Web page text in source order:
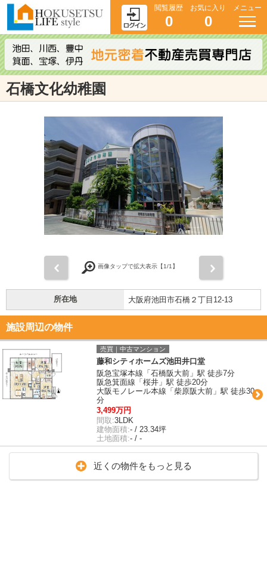
閲覧履歴
0
お気に入り
0
メニュー
石橋文化幼稚園
画像タップで拡大表示【1/1】
所在地 大阪府池田市石橋２丁目12-13
施設周辺の物件
売買｜中古マンション
藤和シティホームズ池田井口堂
阪急宝塚本線「石橋阪大前」駅 徒歩7分
阪急箕面線「桜井」駅 徒歩20分
大阪モノレール本線「柴原阪大前」駅 徒歩30
分
3,499万円
間取:3LDK
建物面積:- / 23.34坪
土地面積:- / -
近くの物件をもっと見る